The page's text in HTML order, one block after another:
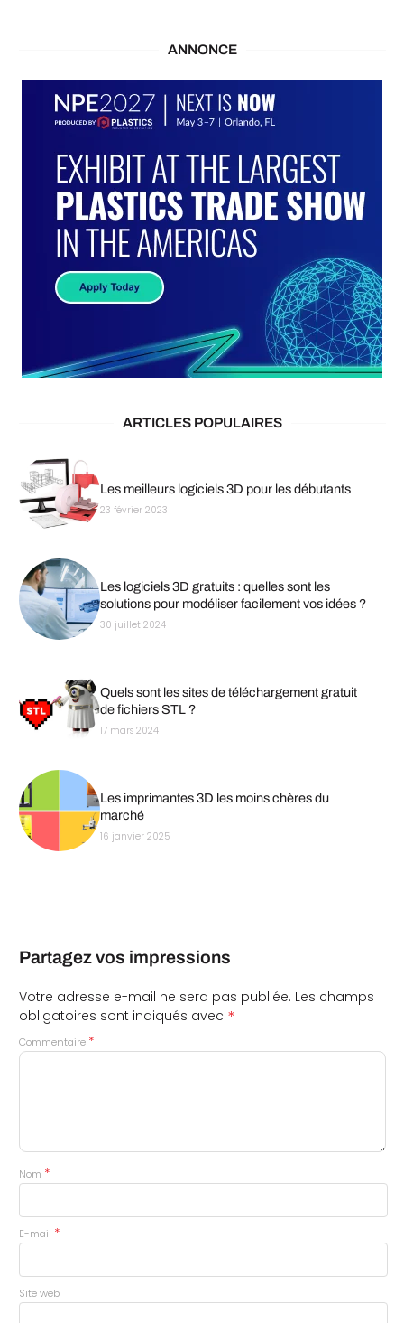
ANNONCE
ARTICLES POPULAIRES
Les meilleurs logiciels 3D pour les débutants
23 février 2023
Les logiciels 3D gratuits : quelles sont les
solutions pour modéliser facilement vos idées ?
30 juillet 2024
Quels sont les sites de téléchargement gratuit
de fichiers STL ?
17 mars 2024
Les imprimantes 3D les moins chères du
marché
16 janvier 2025
Partagez vos impressions
Votre adresse e-mail ne sera pas publiée. Les champs
obligatoires sont indiqués avec *
Commentaire *
Nom *
E-mail *
Site web